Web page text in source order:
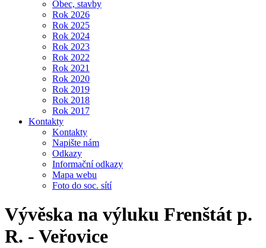
Obec, stavby
Rok 2026
Rok 2025
Rok 2024
Rok 2023
Rok 2022
Rok 2021
Rok 2020
Rok 2019
Rok 2018
Rok 2017
Kontakty
Kontakty
Napište nám
Odkazy
Informační odkazy
Mapa webu
Foto do soc. sítí
Vývěska na výluku Frenštát p.
R. - Veřovice